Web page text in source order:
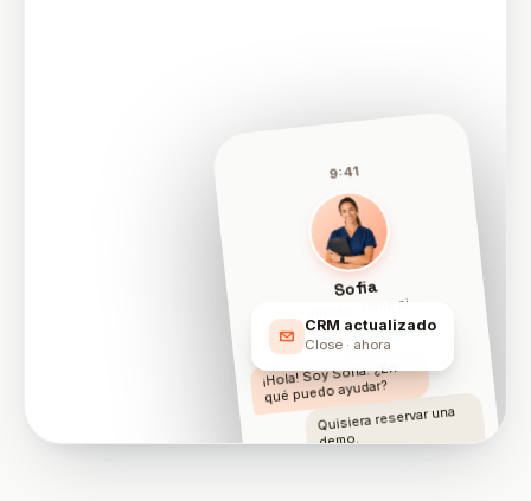
CRM actualizado
Close · ahora
9:41
Sofia
Ventas · Hanc.ai
En vivo · 0:42
¡Hola! Soy Sofia. ¿En
qué puedo ayudar?
Quisiera reservar una
demo.